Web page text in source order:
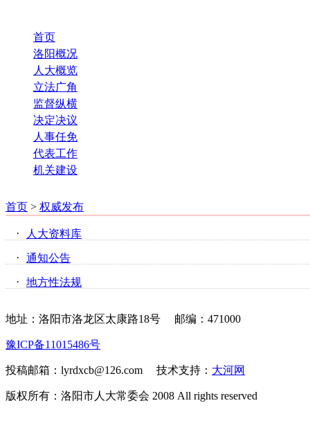
首页
洛阳概况
人大概览
立法广角
监督纵横
决定决议
人事任免
代表工作
机关建设
首页 > 权威发布
·
人大资料库
·
通知公告
·
地方性法规
地址：洛阳市洛龙区太康路18号 邮编：471000
豫ICP备11015486号
投稿邮箱：lyrdxcb@126.com 技术支持： 大河网
版权所有：洛阳市人大常委会 2008 All rights reserved